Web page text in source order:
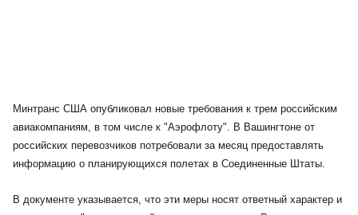
Минтранс США опубликовал новые требования к трем российским
авиакомпаниям, в том числе к "Аэрофлоту". В Вашингтоне от
российских перевозчиков потребовали за месяц предоставлять
информацию о планирующихся полетах в Соединенные Штаты.
В документе указывается, что эти меры носят ответный характер и